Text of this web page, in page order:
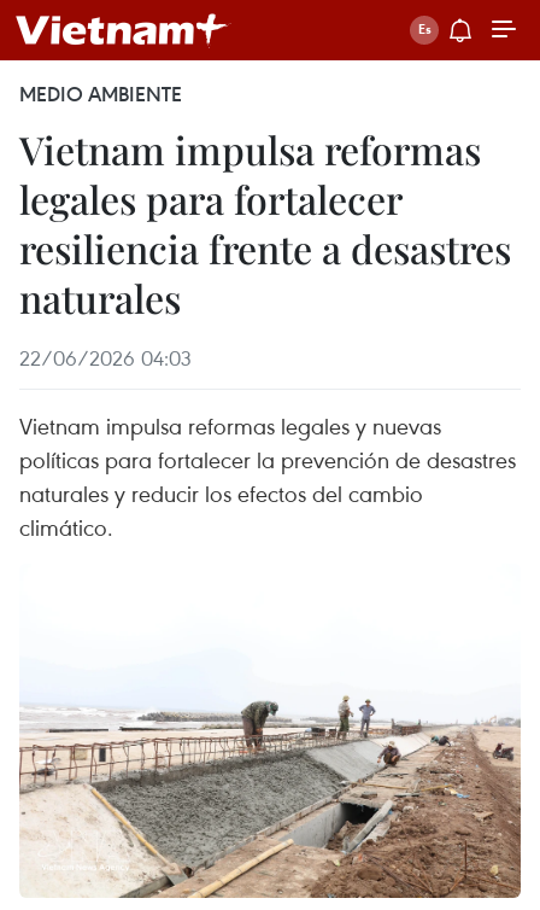
MEDIO AMBIENTE
Vietnam impulsa reformas
legales para fortalecer
resiliencia frente a desastres
naturales
22/06/2026 04:03
Vietnam impulsa reformas legales y nuevas
políticas para fortalecer la prevención de desastres
naturales y reducir los efectos del cambio
climático.